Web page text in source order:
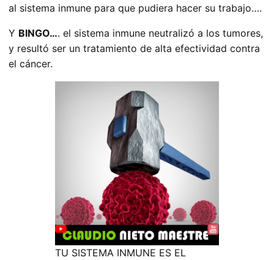
al sistema inmune para que pudiera hacer su trabajo….
Y BINGO…. el sistema inmune neutralizó a los tumores,
y resultó ser un tratamiento de alta efectividad contra
el cáncer.
TU SISTEMA INMUNE ES EL